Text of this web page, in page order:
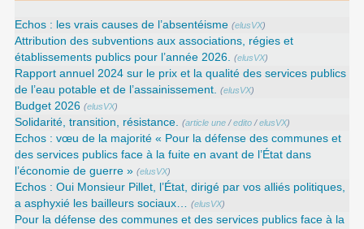
Echos : les vrais causes de l’absentéisme (elusVX)
Attribution des subventions aux associations, régies et
établissements publics pour l’année 2026. (elusVX)
Rapport annuel 2024 sur le prix et la qualité des services publics
de l’eau potable et de l’assainissement. (elusVX)
Budget 2026 (elusVX)
Solidarité, transition, résistance. (article une /edito /elusVX)
Echos : vœu de la majorité « Pour la défense des communes et
des services publics face à la fuite en avant de l’État dans
l’économie de guerre » (elusVX)
Echos : Oui Monsieur Pillet, l’État, dirigé par vos alliés politiques,
a asphyxié les bailleurs sociaux… (elusVX)
Pour la défense des communes et des services publics face à la